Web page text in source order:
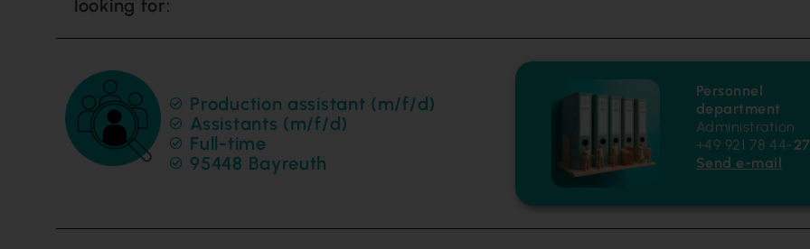
looking for:
Production assistant (m/f/d)
Assistants (m/f/d)
Full-time
95448 Bayreuth
Personnel
department
Administration
+49 921 78 44-27
Send e-mail